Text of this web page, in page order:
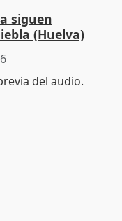
siguen
(Huelva)